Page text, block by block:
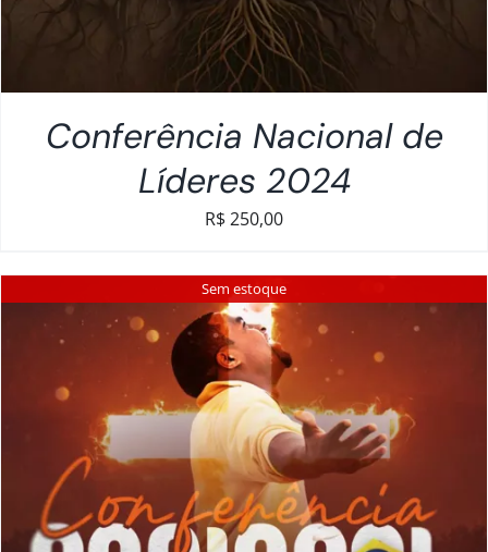
Conferência Nacional de
Líderes 2024
R$250,00
Sem estoque